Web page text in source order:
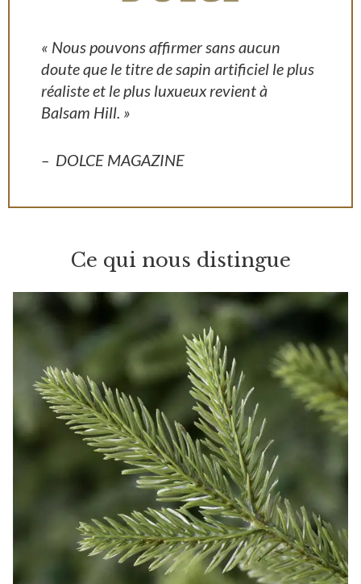
« Nous pouvons affirmer sans aucun
doute que le titre de sapin artificiel le plus
réaliste et le plus luxueux revient à
Balsam Hill. »
DOLCE MAGAZINE
Ce qui nous distingue